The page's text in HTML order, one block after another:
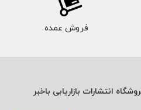
فروش عمده
انتشارات بازاریابی باخبر